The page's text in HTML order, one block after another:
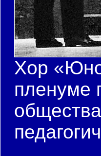
Хор
пленуме